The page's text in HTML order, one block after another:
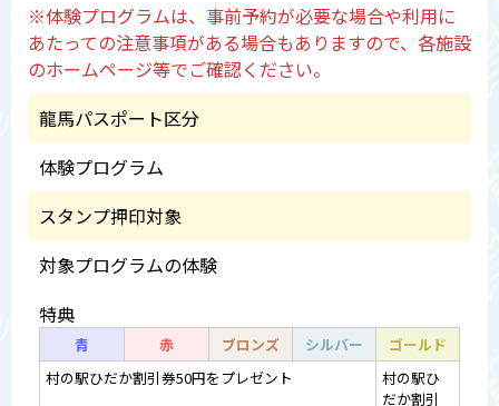
※体験プログラムは、事前予約が必要な場合や利用に
あたっての注意事項がある場合もありますので、各施設
のホームページ等でご確認ください。
龍馬パスポート区分
体験プログラム
スタンプ押印対象
対象プログラムの体験
特典
青 赤 ブロンズ シルバー
ゴールド
村の駅ひだか割引券50円をプレゼント
村の駅ひ
だか割引